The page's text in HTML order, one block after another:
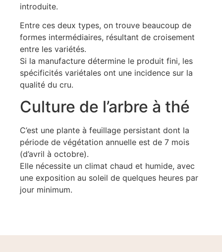
introduite.
Entre ces deux types, on trouve beaucoup de
formes intermédiaires, résultant de croisement
entre les variétés.
Si la manufacture détermine le produit fini, les
spécificités variétales ont une incidence sur la
qualité du cru.
Culture de l’arbre à thé
C’est une plante à feuillage persistant dont la
période de végétation annuelle est de 7 mois
(d’avril à octobre).
Elle nécessite un climat chaud et humide, avec
une exposition au soleil de quelques heures par
jour minimum.